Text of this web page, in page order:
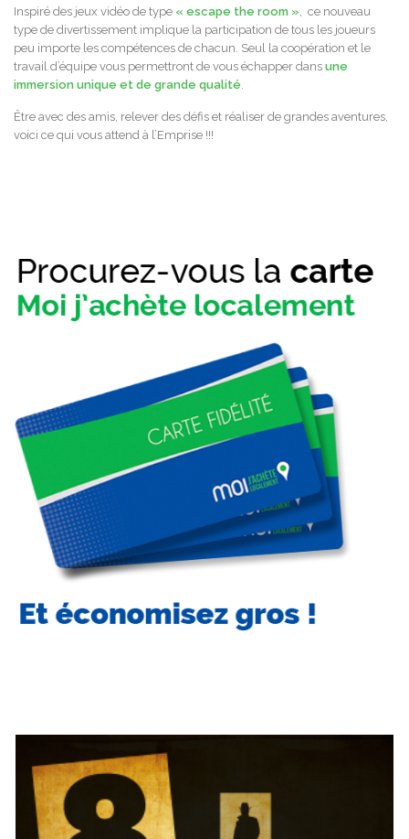
Inspiré des jeux vidéo de type « escape the room », ce nouveau
type de divertissement implique la participation de tous les joueurs
peu importe les compétences de chacun. Seul la coopération et le
travail d’équipe vous permettront de vous échapper dans une
immersion unique et de grande qualité.
Être avec des amis, relever des défis et réaliser de grandes aventures,
voici ce qui vous attend à l’Emprise !!!